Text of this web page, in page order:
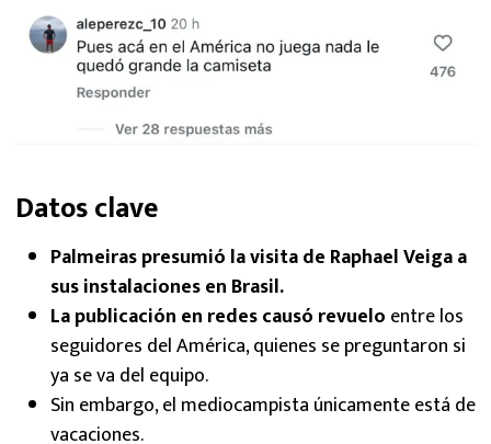
Datos clave
Palmeiras presumió la visita de Raphael Veiga a
sus instalaciones en Brasil.
La publicación en redes causó revuelo entre los
seguidores del América, quienes se preguntaron si
ya se va del equipo.
Sin embargo, el mediocampista únicamente está de
vacaciones.